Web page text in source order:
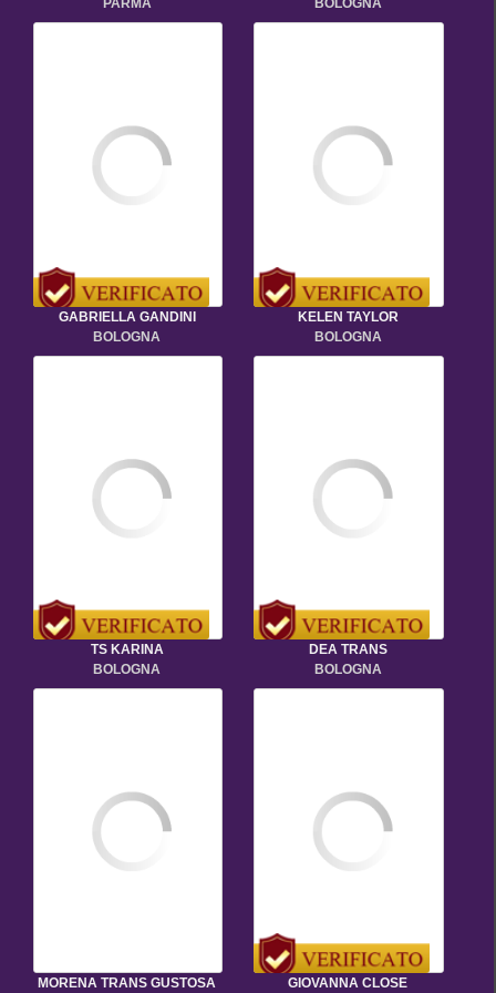
PARMA BOLOGNA
GABRIELLA GANDINI
BOLOGNA
KELEN TAYLOR
BOLOGNA
TS KARINA
BOLOGNA
DEA TRANS
BOLOGNA
MORENA TRANS GUSTOSA GIOVANNA CLOSE